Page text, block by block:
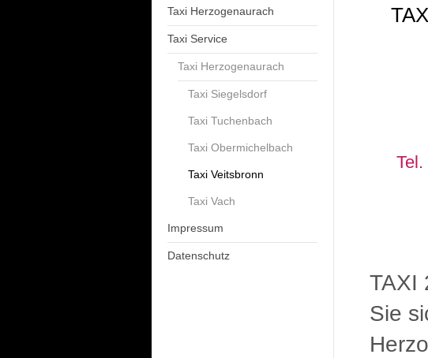
Taxi Herzogenaurach
Taxi Service
Taxi Herzogenaurach
Taxi Siegelsdorf
Taxi Tuchenbach
Taxi Obermichelbach
Taxi Veitsbronn
Taxi Vach
Impressum
Datenschutz
Tel.
TAXI
Sie